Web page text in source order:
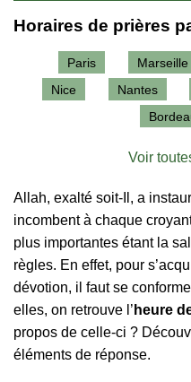
Horaires de prières
Paris Marseille
Nice
Nantes
Voir
Allah, exalté soit-Il, a
incombent à chaque
plus importantes étant la
règles. En effet, pour
dévotion, il faut se
elles, on retrouve l’ heure
propos de celle-ci ?
éléments de réponse.